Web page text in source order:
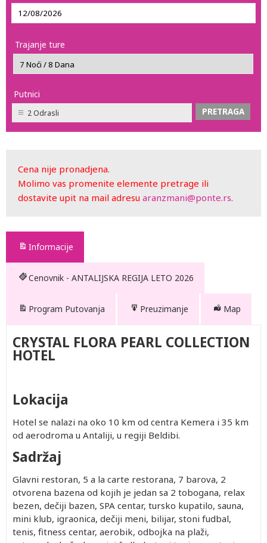
Trajanje ture
Putnici
2 Odrasli
Cena nije pronadjena.
Molimo vas promenite elemente pretrage ili
dostavite upit na mail adresu aranzmani@ponte.rs.
Informacije
Cenovnik - ANTALIJSKA REGIJA LETO 2026
Program Putovanja Preuzimanje Map
CRYSTAL FLORA PEARL COLLECTION
HOTEL
Lokacija
Hotel se nalazi na oko 10 km od centra Kemera i 35 km
od aerodroma u Antaliji, u regiji Beldibi.
Sadržaj
Glavni restoran, 5 a la carte restorana, 7 barova, 2
otvorena bazena od kojih je jedan sa 2 tobogana, relax
bezen, dečiji bazen, SPA centar, tursko kupatilo, sauna,
mini klub, igraonica, dečiji meni, bilijar, stoni fudbal,
tenis, fitness centar, aerobik, odbojka na plaži,
Drugo
11.99
god.
(Prvo
dete 2-
402.00
402.00
Po
trokrevetnoj
sobi
1,822.00
2,602.00
Prvo
1.99
god.
Besplatno
Besplatno
Prvo
dete 2-
11.99
god.
402.00
402.00
Po
osobi u
četvorokrevetnoj
sobi
1,642.00
2,322.00